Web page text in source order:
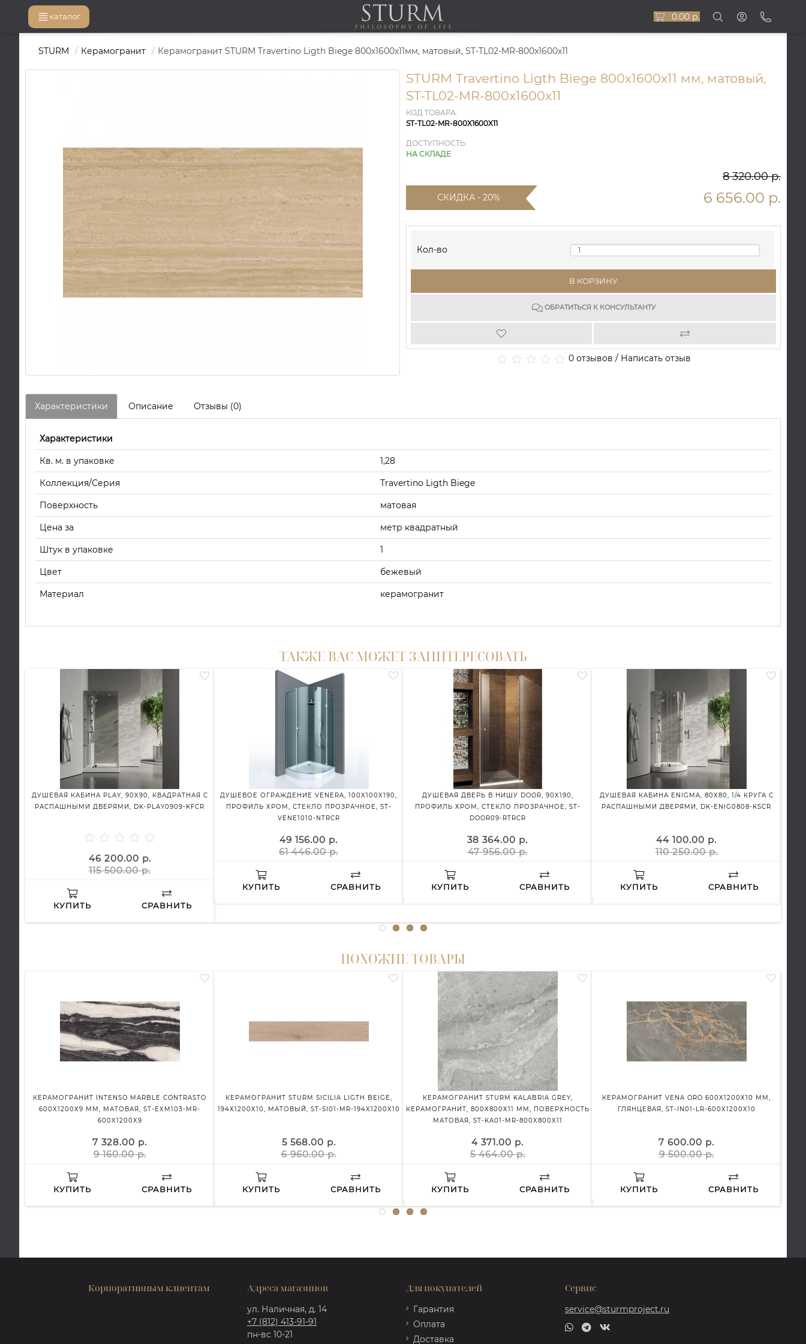
каталог 0.00 р.
STURM Керамогранит Керамогранит STURM Travertino Ligth Biege 800x1600x11мм, матовый, ST-TL02-MR-800x1600x11
STURM Travertino Ligth Biege 800x1600x11 мм, матовый,
ST-TL02-MR-800x1600x11
КОД ТОВАРА:
ST-TL02-MR-800X1600X11
ДОСТУПНОСТЬ:
НА СКЛАДЕ
8 320.00 р.
СКИДКА - 20% 6 656.00 р.
Кол-во
В КОРЗИНУ
ОБРАТИТЬСЯ К КОНСУЛЬТАНТУ
0 отзывов / Написать отзыв
Характеристики Описание Отзывы (0)
Характеристики
Кв. м. в упаковке 1,28
Коллекция/Серия Travertino Ligth Biege
Поверхность матовая
Цена за метр квадратный
Штук в упаковке 1
Цвет бежевый
Материал керамогранит
ТАКЖЕ ВАС МОЖЕТ ЗАИНТЕРЕСОВАТЬ
ДУШЕВАЯ КАБИНА PLAY, 90X90, КВАДРАТНАЯ С
РАСПАШНЫМИ ДВЕРЯМИ, DK-PLAY0909-KFCR
46 200.00 р.
115 500.00 р.
КУПИТЬ СРАВНИТЬ
ДУШЕВОЕ ОГРАЖДЕНИЕ VENERA, 100X100X190,
ПРОФИЛЬ ХРОМ, СТЕКЛО ПРОЗРАЧНОЕ, ST-
VENE1010-NTRCR
49 156.00 р.
61 446.00 р.
КУПИТЬ СРАВНИТЬ
ДУШЕВАЯ ДВЕРЬ В НИШУ DOOR, 90X190,
ПРОФИЛЬ ХРОМ, СТЕКЛО ПРОЗРАЧНОЕ, ST-
DOOR09-RTRCR
38 364.00 р.
47 956.00 р.
КУПИТЬ СРАВНИТЬ
ДУШЕВАЯ КАБИНА ENIGMA, 80X80, 1/4 КРУГА С
РАСПАШНЫМИ ДВЕРЯМИ, DK-ENIG0808-KSCR
44 100.00 р.
110 250.00 р.
КУПИТЬ СРАВНИТЬ
ПОХОЖИЕ ТОВАРЫ
КЕРАМОГРАНИТ INTENSO MARBLE CONTRASTO
600Х1200Х9 ММ, МАТОВАЯ, ST-EXM103-MR-
600X1200X9
7 328.00 р.
9 160.00 р.
КУПИТЬ СРАВНИТЬ
КЕРАМОГРАНИТ STURM SICILIA LIGTH BEIGE,
194Х1200Х10, МАТОВЫЙ, ST-SI01-MR-194X1200X10
5 568.00 р.
6 960.00 р.
КУПИТЬ СРАВНИТЬ
КЕРАМОГРАНИТ STURM KALABRIA GREY,
КЕРАМОГРАНИТ, 800Х800Х11 ММ, ПОВЕРХНОСТЬ
МАТОВАЯ, ST-KA01-MR-800X800X11
4 371.00 р.
5 464.00 р.
КУПИТЬ СРАВНИТЬ
КЕРАМОГРАНИТ VENA ORO 600Х1200Х10 ММ,
ГЛЯНЦЕВАЯ, ST-IN01-LR-600X1200X10
7 600.00 р.
9 500.00 р.
КУПИТЬ СРАВНИТЬ
Корпоративным клиентам Адреса магазинов
ул. Наличная, д. 14
+7 (812) 413-91-91
пн-вс 10-21
Для покупателей
Гарантия
Оплата
Доставка
Сервис
service@sturmproject.ru